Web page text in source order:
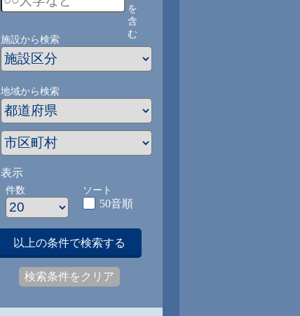
を
含
む
施設から検索
地域から検索
表示
件数 ソート
50音順
以上の条件で検索する
検索条件をクリア